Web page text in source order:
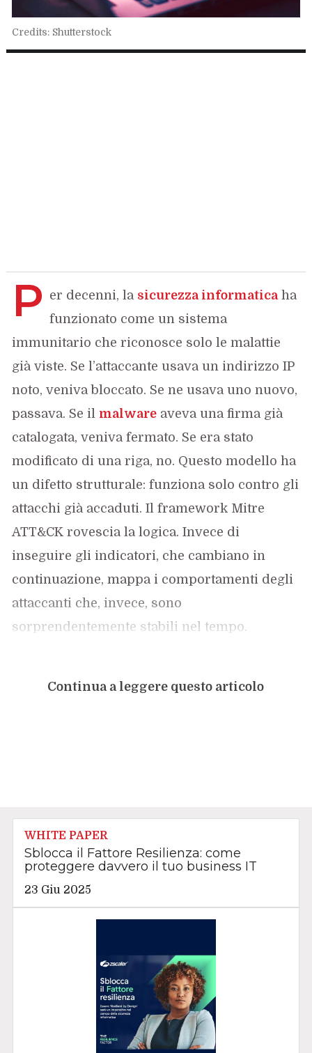
Credits: Shutterstock
P er decenni, la sicurezza informaticaha
funzionato come un sistema
immunitario che riconosce solo le malattie
già viste. Se l’attaccante usava un indirizzo IP
noto, veniva bloccato. Se ne usava uno nuovo,
passava. Se il malware aveva una firma già
catalogata, veniva fermato. Se era stato
modificato di una riga, no. Questo modello ha
un difetto strutturale: funziona solo contro gli
attacchi già accaduti. Il framework Mitre
ATT&CK rovescia la logica. Invece di
inseguire gli indicatori, che cambiano in
continuazione, mappa i comportamenti degli
attaccanti che, invece, sono
sorprendentemente stabili nel tempo.
Continua a leggere questo articolo
WHITE PAPER
Sblocca il Fattore Resilienza: come
proteggere davvero il tuo business IT
23 Giu 2025